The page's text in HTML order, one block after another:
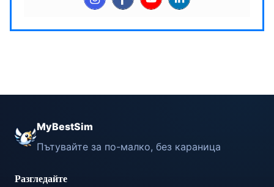
MyBestSim
Пътувайте за по-малко, без караница
Разгледайте